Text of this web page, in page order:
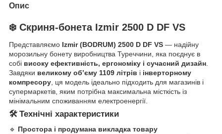
Опис
❄️ Скриня-бонета Izmir 2500 D DF VS
Представляємо Izmir (BODRUM) 2500 D DF VS — надійну
морозильну бонету виробництва Туреччини, яка поєднує в
собі високу ефективність, ергономіку і сучасний дизайн.
Завдяки великому об’єму 1109 літрів і інверторному
компресору, ця модель ідеально підходить для магазинів і
супермаркетів, яким потрібна максимальна місткість із
мінімальним споживанням електроенергії.
🛠️ Технічні характеристики
🔹 Простора і продумана викладка товару